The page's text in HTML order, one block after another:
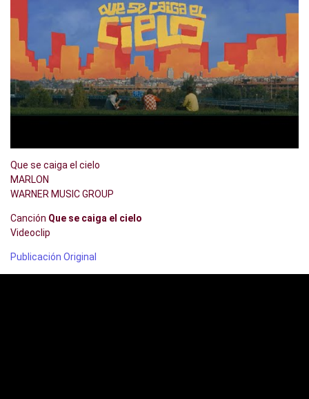
Que se caiga el cielo
MARLON
WARNER MUSIC GROUP
Canción Que se caiga el cielo
Videoclip
Publicación Original